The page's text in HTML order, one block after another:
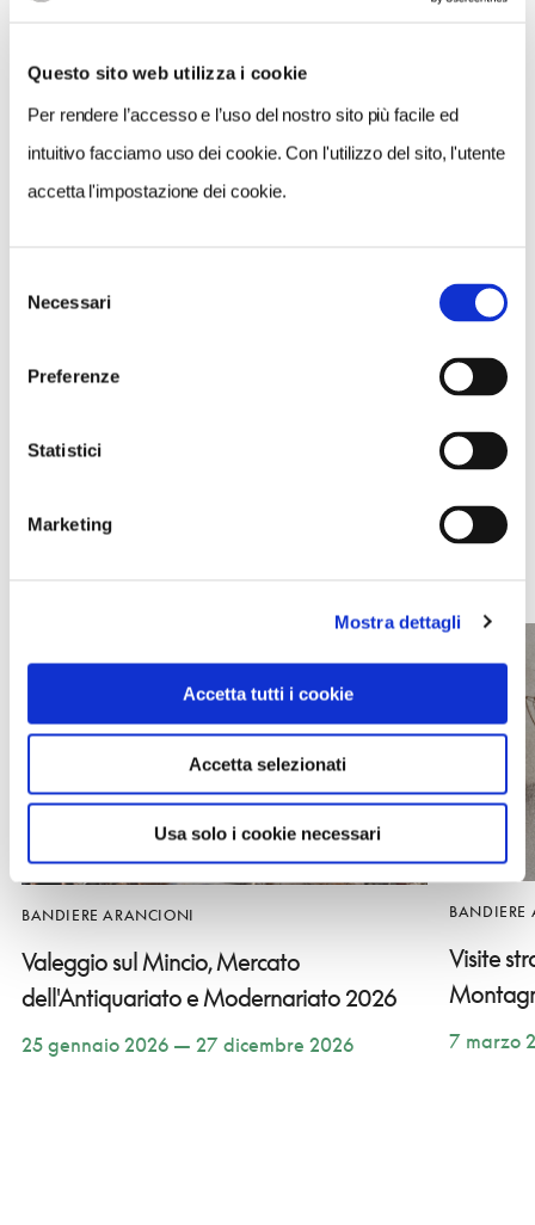
Questo sito web utilizza i cookie
Per rendere l’accesso e l’uso del nostro sito più facile ed
intuitivo facciamo uso dei cookie. Con l'utilizzo del sito, l'utente
accetta l'impostazione dei cookie.
delNecessari
Preferenze
Statistici
Marketing
Mostra dettagli
Accetta tutti i cookie
Accetta selezionati
Usa solo i cookie necessari
dal 04 Settembre 2021 al 05 Settembre 2021
CONTATTI
BANDIERE ARANCIONI
Valeggio sul Mincio, Mercato
dell'Antiquariato e Modernariato 2026
25 gennaio 2026 — 27 dicembre 2026
BANDIERE
Visite
7 marzo